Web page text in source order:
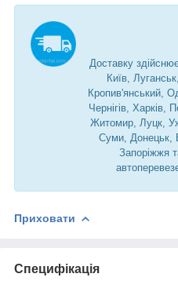
Доставку
Київ,
Кропив'янський,
Чернігів, Харків,
Житомир, Луцк,
Суми, Донецьк,
Запоріжжя
Приховати
Специфікація